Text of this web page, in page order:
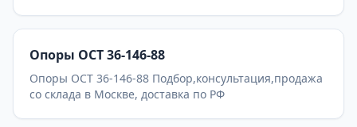
Опоры ОСТ 36-146-88
Опоры ОСТ 36-146-88 Подбор,консультация,продажа
со склада в Москве, доставка по РФ